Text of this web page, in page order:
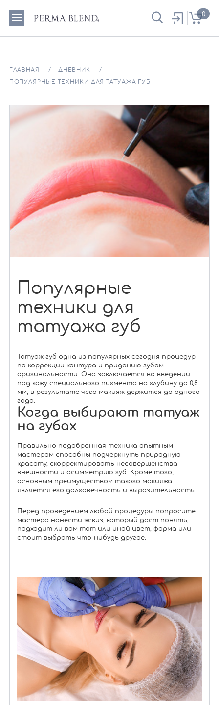
0
ГЛАВНАЯ ДНЕВНИК
ПОПУЛЯРНЫЕ ТЕХНИКИ ДЛЯ ТАТУАЖА ГУБ
Популярные
техники для
татуажа губ
Татуаж губ одна из популярных сегодня процедур
по коррекции контура и приданию губам
оригинальности. Она заключается во введении
под кожу специального пигмента на глубину до 0,8
мм, в результате чего макияж держится до одного
года.
Когда выбирают татуаж
на губах
Правильно подобранная техника опытным
мастером способны подчеркнуть природную
красоту, скорректировать несовершенства
внешности и асимметрию губ. Кроме того,
основным преимуществом такого макияжа
является его долговечность и выразительность.
Перед проведением любой процедуры попросите
мастера нанести эскиз, который даст понять,
подходит ли вам тот или иной цвет, форма или
стоит выбрать что-нибудь другое.